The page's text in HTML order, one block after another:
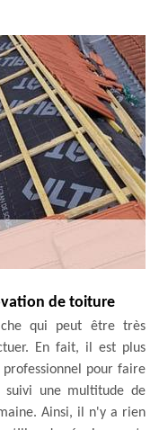
de toiture
qui peut être très
En fait, il est plus
pour faire
suivi une multitude de
Ainsi, il n'y a rien